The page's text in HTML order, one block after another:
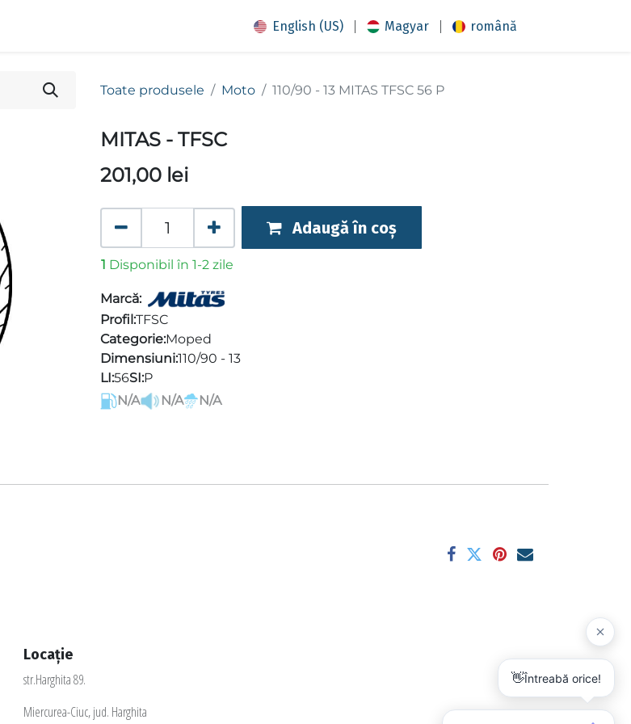
English (US) | Magyar | română
Toate produsele Moto 110/90 - 13 MITAS TFSC 56 P
MITAS - TFSC
201,00 lei
Adaugă în coș
1 Disponibil în 1-2 zile
Marcă:
Profil:TFSC
Categorie:Moped
Dimensiuni:110/90 - 13
LI:56SI:P
N/A
N/A N/A
Locație
str.Harghita 89.
Miercurea-Ciuc, jud. Harghita